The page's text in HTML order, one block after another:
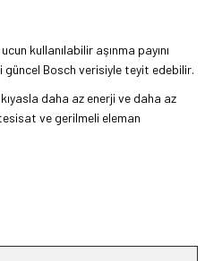
kullanılabilir aşınma payını
güncel Bosch verisiyle teyit edebilir.
daha az enerji ve daha az
ve gerilmeli eleman